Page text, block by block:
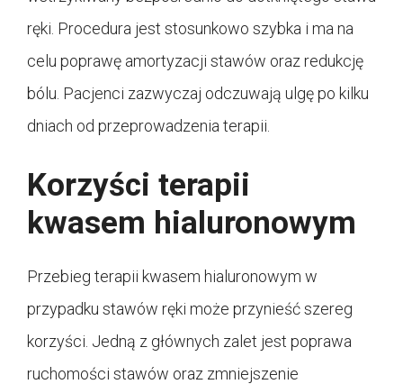
ręki. Procedura jest stosunkowo szybka i ma na
celu poprawę amortyzacji stawów oraz redukcję
bólu. Pacjenci zazwyczaj odczuwają ulgę po kilku
dniach od przeprowadzenia terapii.
Korzyści terapii
kwasem hialuronowym
Przebieg terapii kwasem hialuronowym w
przypadku stawów ręki może przynieść szereg
korzyści. Jedną z głównych zalet jest poprawa
ruchomości stawów oraz zmniejszenie